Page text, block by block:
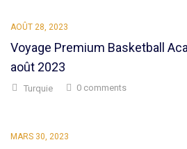
AOÛT 28, 2023
Voyage Premium Basketball
août 2023
Turquie 0 comments
MARS 30, 2023